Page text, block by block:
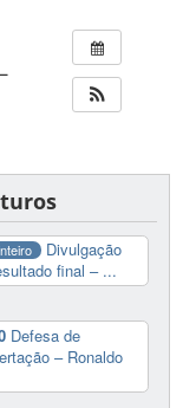
Divulgação
final – ...
Defesa de
– Ronaldo